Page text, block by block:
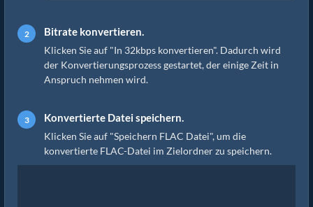
Bitrate konvertieren.
Klicken Sie auf "In 32kbps konvertieren". Dadurch wird
der Konvertierungsprozess gestartet, der einige Zeit in
Anspruch nehmen wird.
Konvertierte Datei speichern.
Klicken Sie auf "Speichern FLAC Datei", um die
konvertierte FLAC-Datei im Zielordner zu speichern.